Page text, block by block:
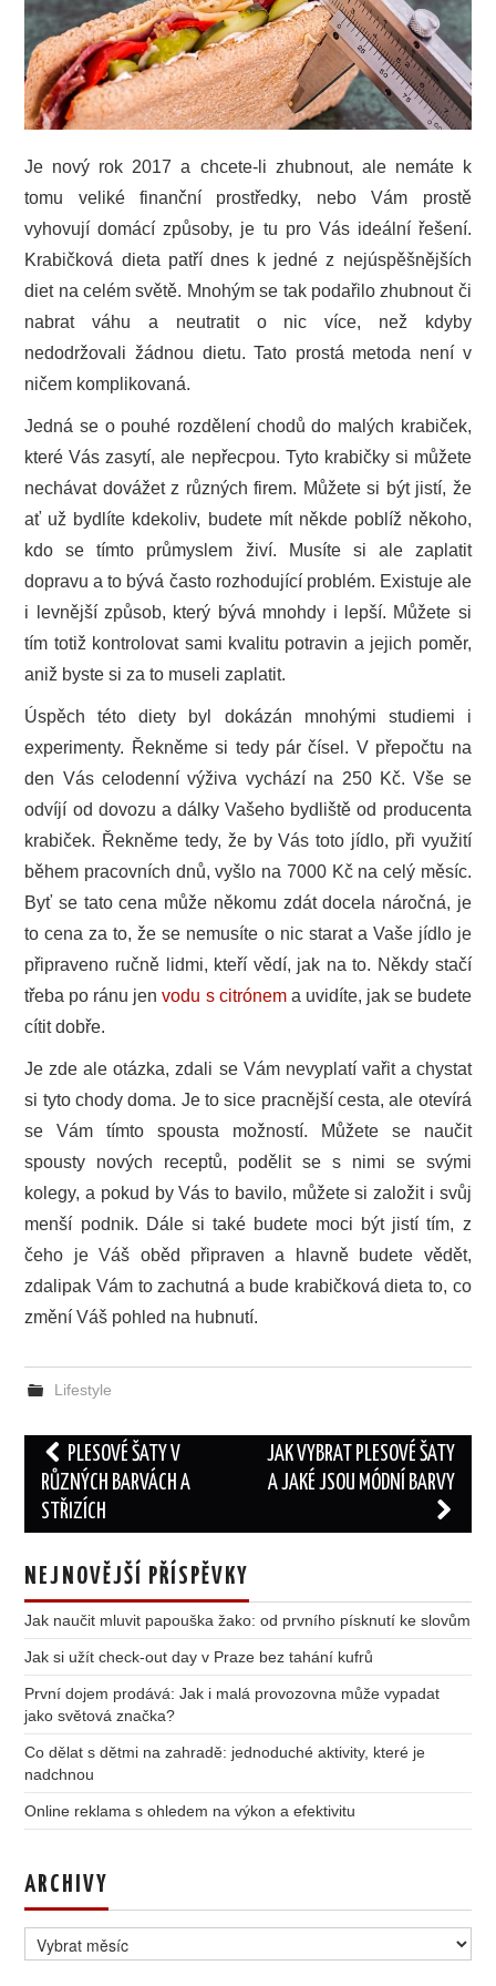
PODNIKÁNÍ
SPORT
TECHNIKA
ZAJÍMAVOSTI
Je nový rok 2017 a chcete-li zhubnout, ale nemáte k
tomu veliké finanční prostředky, nebo Vám prostě
vyhovují domácí způsoby, je tu pro Vás ideální řešení.
Krabičková dieta patří dnes k jedné z nejúspěšnějších
diet na celém světě. Mnohým se tak podařilo zhubnout či
nabrat váhu a neutratit o nic více, než kdyby
nedodržovali žádnou dietu. Tato prostá metoda není v
ničem komplikovaná.
Jedná se o pouhé rozdělení chodů do malých krabiček,
které Vás zasytí, ale nepřecpou. Tyto krabičky si můžete
nechávat dovážet z různých firem. Můžete si být jistí, že
ať už bydlíte kdekoliv, budete mít někde poblíž někoho,
kdo se tímto průmyslem živí. Musíte si ale zaplatit
dopravu a to bývá často rozhodující problém. Existuje ale
i levnější způsob, který bývá mnohdy i lepší. Můžete si
tím totiž kontrolovat sami kvalitu potravin a jejich poměr,
aniž byste si za to museli zaplatit.
Úspěch této diety byl dokázán mnohými studiemi i
experimenty. Řekněme si tedy pár čísel. V přepočtu na
den Vás celodenní výživa vychází na 250 Kč. Vše se
odvíjí od dovozu a dálky Vašeho bydliště od producenta
krabiček. Řekněme tedy, že by Vás toto jídlo, při využití
během pracovních dnů, vyšlo na 7000 Kč na celý měsíc.
Byť se tato cena může někomu zdát docela náročná, je
to cena za to, že se nemusíte o nic starat a Vaše jídlo je
připraveno ručně lidmi, kteří vědí, jak na to. Někdy stačí
třeba po ránu jenvodu s citrónema uvidíte, jak se budete
cítit dobře.
Je zde ale otázka, zdali se Vám nevyplatí vařit a chystat
si tyto chody doma. Je to sice pracnější cesta, ale otevírá
se Vám tímto spousta možností. Můžete se naučit
spousty nových receptů, podělit se s nimi se svými
kolegy, a pokud by Vás to bavilo, můžete si založit i svůj
menší podnik. Dále si také budete moci být jistí tím, z
čeho je Váš oběd připraven a hlavně budete vědět,
zdalipak Vám to zachutná a bude krabičková dieta to, co
změní Váš pohled na hubnutí.
Lifestyle
Post
navigation
PLESOVÉ ŠATY V
RŮZNÝCH BARVÁCH A
STŘIZÍCH
JAK VYBRAT PLESOVÉ ŠATY
A JAKÉ JSOU MÓDNÍ BARVY
NEJNOVĚJŠÍ PŘÍSPĚVKY
Jak naučit mluvit papouška žako: od prvního písknutí ke slovům
Jak si užít check-out day v Praze bez tahání kufrů
První dojem prodává: Jak i malá provozovna může vypadat
jako světová značka?
Co dělat s dětmi na zahradě: jednoduché aktivity, které je
nadchnou
Online reklama s ohledem na výkon a efektivitu
ARCHIVY